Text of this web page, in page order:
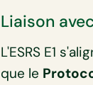
Liaison
L'ESRS E1
que le